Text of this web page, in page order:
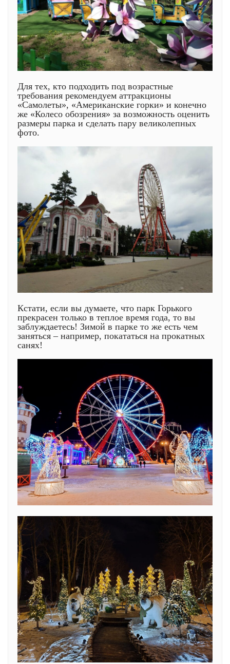
Для тех, кто подходить под возрастные
требования рекомендуем аттракционы
«Самолеты», «Американские горки» и конечно
же «Колесо обозрения» за возможность оценить
размеры парка и сделать пару великолепных
фото.
Кстати, если вы думаете, что парк Горького
прекрасен только в теплое время года, то вы
заблуждаетесь! Зимой в парке то же есть чем
заняться – например, покататься на прокатных
санях!